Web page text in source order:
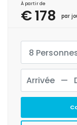
À partir de
€ 178 par
8